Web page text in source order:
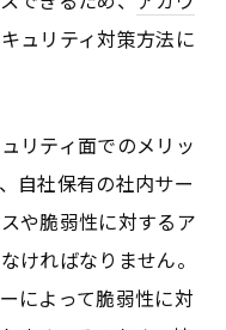
ュリティ対策方法に
リティ面でのメリッ
自社保有の社内サー
や脆弱性に対するア
ければなりません。
によって脆弱性に対